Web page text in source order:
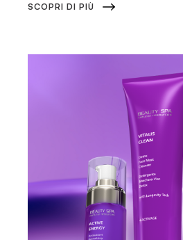
SCOPRI DI PIÙ